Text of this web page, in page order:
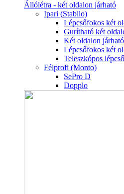
Állólétra - két oldalon járható
Ipari (Stabilo)
Lépcsőfokos két
Gurítható két
Két oldalon
Lépcsőfokos két
Teleszkópos
Félprofi (Monto)
SePro D
Dopplo